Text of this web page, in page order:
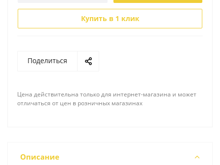
Купить в 1 клик
Поделиться
Цена действительна только для интернет-магазина и может
отличаться от цен в розничных магазинах
Описание